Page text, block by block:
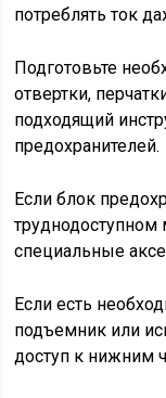
потреблять ток
Подготовьте
отвертки,
подходящий
предохранителей.
Если блок
труднодоступном
специальные
Если есть
подъемник или
доступ к нижним